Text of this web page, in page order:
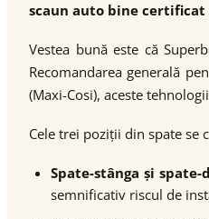
scaun auto bine
Vestea bună este că
Recomandarea generală
(Maxi-Cosi), aceste
Cele trei poziții din spate se
Spate-stânga și spate-
semnificativ riscul de